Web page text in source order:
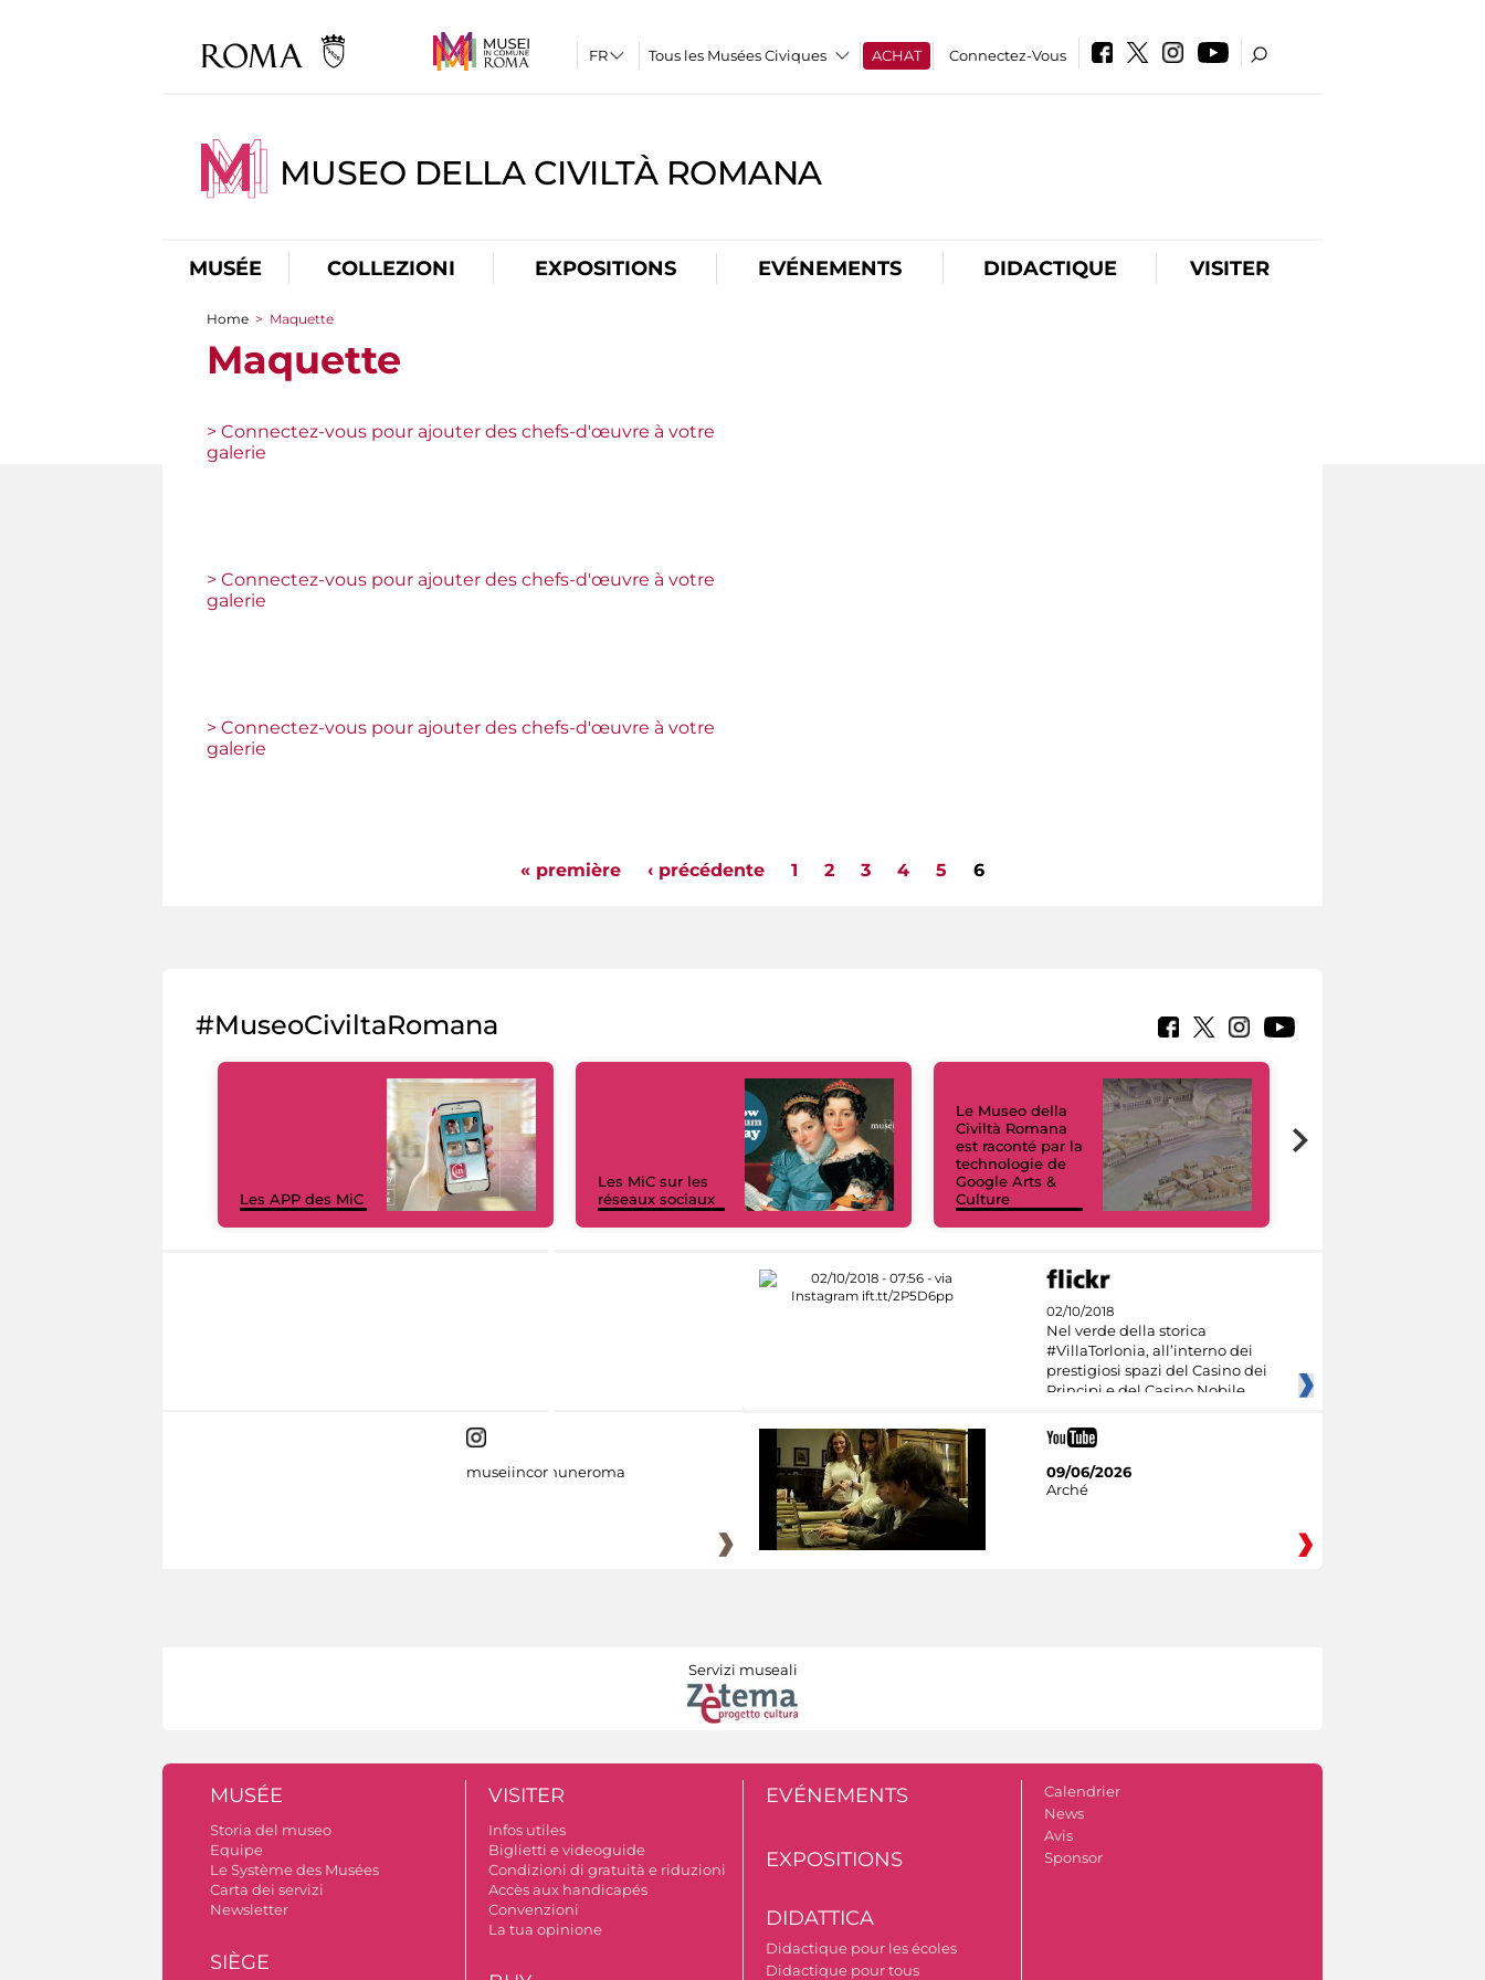
Tous les Musées Civiques ACHAT Connectez-Vous
MUSEO DELLA CIVILTÀ ROMANA
MUSÉE COLLEZIONI EXPOSITIONS EVÉNEMENTS DIDACTIQUE VISITER
You are here
Home > Maquette
Maquette
> Connectez-vous pour ajouter des chefs-d'œuvre à votre
galerie
> Connectez-vous pour ajouter des chefs-d'œuvre à votre
galerie
> Connectez-vous pour ajouter des chefs-d'œuvre à votre
galerie
« première ‹ précédente 1 2 3 4 5 6
#MuseoCiviltaRomana
Les APP des MiC
Les MiC sur les
réseaux sociaux
Le Museo della
Civiltà Romana
est raconté par la
technologie de
Google Arts &
Culture
02/10/2018
Nel verde della storica
#VillaTorlonia, all’interno dei
prestigiosi spazi del Casino dei
Principi e del Casino Nobile
museiincomuneroma
09/06/2026
Arché
Servizi museali
MUSÉE
Storia del museo
Equipe
Le Système des Musées
Carta dei servizi
Newsletter
SIÈGE
VISITER
Infos utiles
Biglietti e videoguide
Condizioni di gratuità e riduzioni
Accès aux handicapés
Convenzioni
La tua opinione
EVÉNEMENTS
EXPOSITIONS
DIDATTICA
Didactique pour les écoles
Didactique pour tous
Calendrier
News
Avis
Sponsor